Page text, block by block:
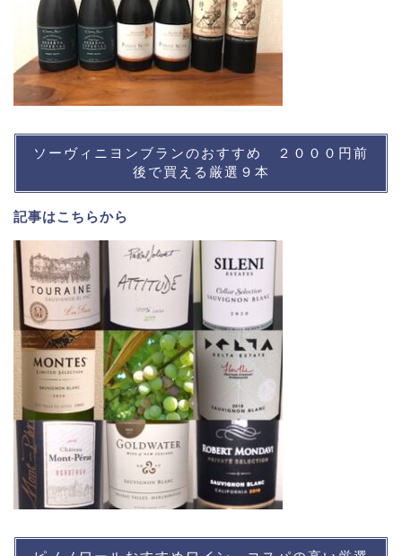
ソーヴィニヨンブランのおすすめ ２０００円前
後で買える厳選９本
記事はこちらから